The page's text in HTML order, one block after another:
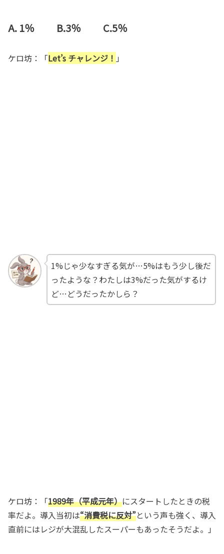
A. 1％ B.3％ C.5％
ケロ坊：「Let’s チャレンジ！ 」
1%じゃ少なすぎる気が…5%はもう少し後だ
ったような？わたしは3%だった気がするけ
ど…どうだったかしら？
ケロ坊：「1989年（平成元年）にスタートしたときの税
率だよ。導入当初は“消費税に反対”という声も強く、導入
直前にはレジが大混乱したスーパーもあったそうだよ。」